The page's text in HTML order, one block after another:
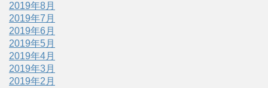
2019年8月
2019年7月
2019年6月
2019年5月
2019年4月
2019年3月
2019年2月